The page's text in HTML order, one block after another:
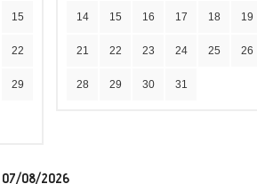
15
22
29
14 15 16 17 18 19
21 22 23 24 25 26
28 29 30 31
08/2026